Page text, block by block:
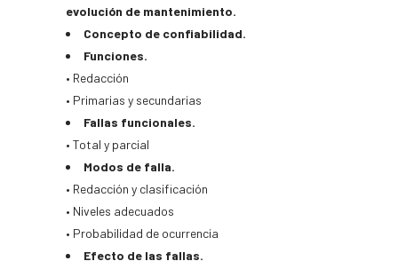
evolución de mantenimiento.
Concepto de confiabilidad.
Funciones.
• Redacción
• Primarias y secundarias
Fallas funcionales.
• Total y parcial
Modos de falla.
• Redacción y clasificación
• Niveles adecuados
• Probabilidad de ocurrencia
Efecto de las fallas.